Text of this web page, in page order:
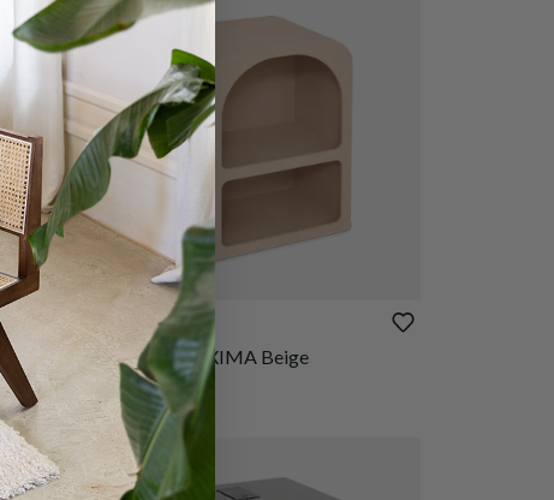
€ 59,80
Nachttafel RIXIMA Beige
Op voorraad